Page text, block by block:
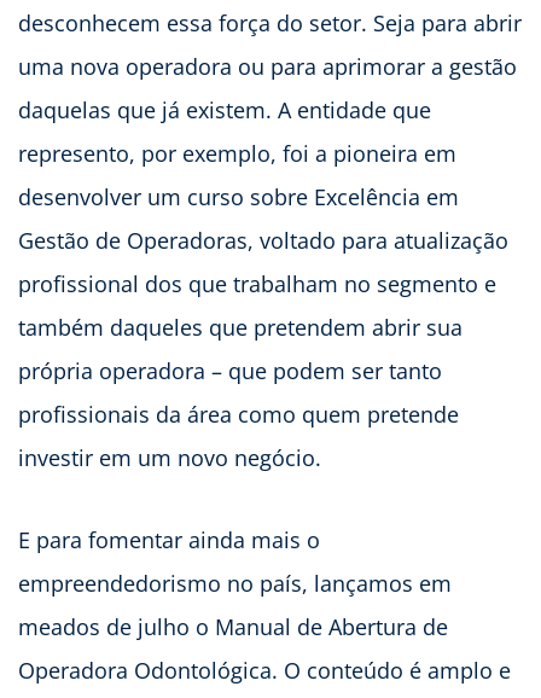
desconhecem essa força do setor. Seja para abrir
uma nova operadora ou para aprimorar a gestão
daquelas que já existem. A entidade que
represento, por exemplo, foi a pioneira em
desenvolver um curso sobre Excelência em
Gestão de Operadoras, voltado para atualização
profissional dos que trabalham no segmento e
também daqueles que pretendem abrir sua
própria operadora – que podem ser tanto
profissionais da área como quem pretende
investir em um novo negócio.
E para fomentar ainda mais o
empreendedorismo no país, lançamos em
meados de julho o Manual de Abertura de
Operadora Odontológica. O conteúdo é amplo e